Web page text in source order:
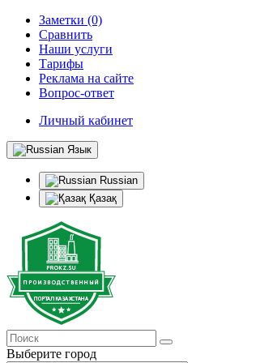
Заметки (0)
Сравнить
Наши услуги
Тарифы
Реклама на сайте
Вопрос-ответ
Личный кабинет
Язык
Russian
Қазақ
Выберите город